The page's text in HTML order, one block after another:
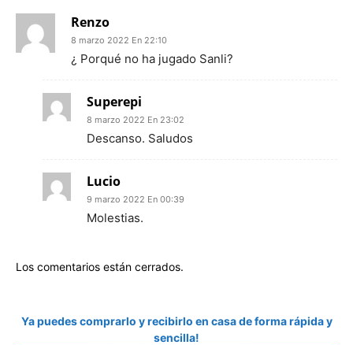
Renzo
8 marzo 2022 En 22:10
¿ Porqué no ha jugado Sanli?
Superepi
8 marzo 2022 En 23:02
Descanso. Saludos
Lucio
9 marzo 2022 En 00:39
Molestias.
Los comentarios están cerrados.
Ya puedes comprarlo y recibirlo en casa de forma rápida y
sencilla!